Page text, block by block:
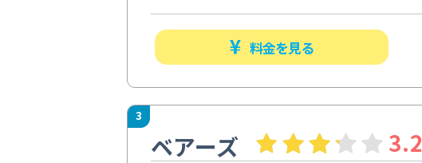
料金を見る
3
ベアーズ 3.2